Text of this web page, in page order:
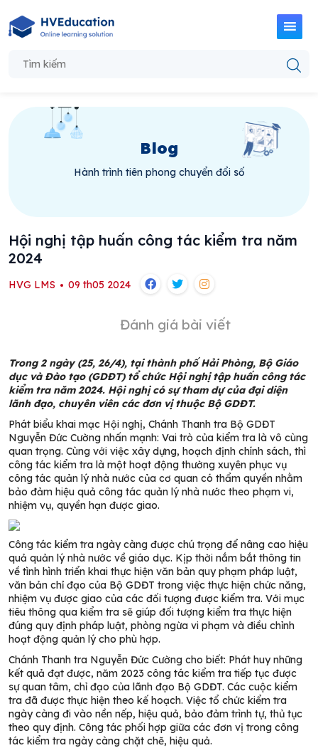
Blog
Hành trình tiên phong chuyển đổi số
Hội nghị tập huấn công tác kiểm tra năm
2024
HVG LMS 09 th05 2024
Đánh giá bài viết
Trong 2 ngày (25, 26/4), tại thành phố Hải Phòng, Bộ Giáo
dục và Đào tạo (GDĐT) tổ chức Hội nghị tập huấn công tác
kiểm tra năm 2024. Hội nghị có sự tham dự của đại diện
lãnh đạo, chuyên viên các đơn vị thuộc Bộ GDĐT.
Phát biểu khai mạc Hội nghị, Chánh Thanh tra Bộ GDĐT
Nguyễn Đức Cường nhấn mạnh: Vai trò của kiểm tra là vô cùng
quan trọng. Cùng với việc xây dựng, hoạch định chính sách, thì
công tác kiểm tra là một hoạt động thường xuyên phục vụ
công tác quản lý nhà nước của cơ quan có thẩm quyền nhằm
bảo đảm hiệu quả công tác quản lý nhà nước theo phạm vi,
nhiệm vụ, quyền hạn được giao.
Công tác kiểm tra ngày càng được chú trọng để nâng cao hiệu
quả quản lý nhà nước về giáo dục. Kịp thời nắm bắt thông tin
về tình hình triển khai thực hiện văn bản quy phạm pháp luật,
văn bản chỉ đạo của Bộ GDĐT trong việc thực hiện chức năng,
nhiệm vụ được giao của các đối tượng được kiểm tra. Với mục
tiêu thông qua kiểm tra sẽ giúp đối tượng kiểm tra thực hiện
đúng quy định pháp luật, phòng ngừa vi phạm và điều chỉnh
hoạt động quản lý cho phù hợp.
Chánh Thanh tra Nguyễn Đức Cường cho biết: Phát huy những
kết quả đạt được, năm 2023 công tác kiểm tra tiếp tục được
sự quan tâm, chỉ đạo của lãnh đạo Bộ GDĐT. Các cuộc kiểm
tra đã được thực hiện theo kế hoạch. Việc tổ chức kiểm tra
ngày càng đi vào nền nếp, hiệu quả, bảo đảm trình tự, thủ tục
theo quy định. Công tác phối hợp giữa các đơn vị trong công
tác kiểm tra ngày càng chặt chẽ, hiệu quả.